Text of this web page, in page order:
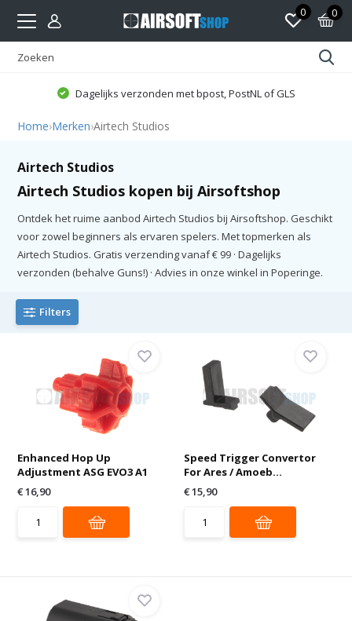
0 0
Dagelijks verzonden met bpost, PostNL of GLS
Home›Merken›Airtech Studios
Airtech Studios
Airtech Studios kopen bij Airsoftshop
Ontdek het ruime aanbod Airtech Studios bij Airsoftshop. Geschikt
voor zowel beginners als ervaren spelers. Met topmerken als
Airtech Studios. Gratis verzending vanaf € 99 · Dagelijks
verzonden (behalve Guns!) · Advies in onze winkel in Poperinge.
Filters
Enhanced Hop Up
Adjustment ASG EVO3 A1
€ 16,90
Speed Trigger Convertor
For Ares / Amoeb...
€ 15,90